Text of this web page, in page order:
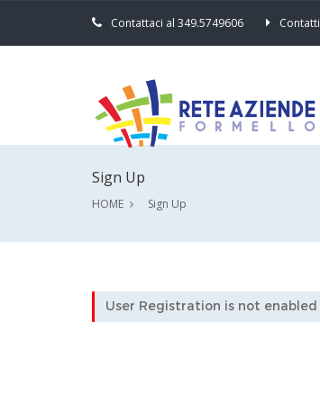
Contattaci al 349.5749606 Contatti
Sign Up
HOME Sign Up
User Registration is not enabled